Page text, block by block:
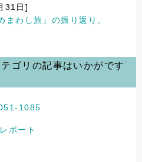
31日]
まわし旅」の振り返り。
ゴリの記事はいかがです
1085
ポート